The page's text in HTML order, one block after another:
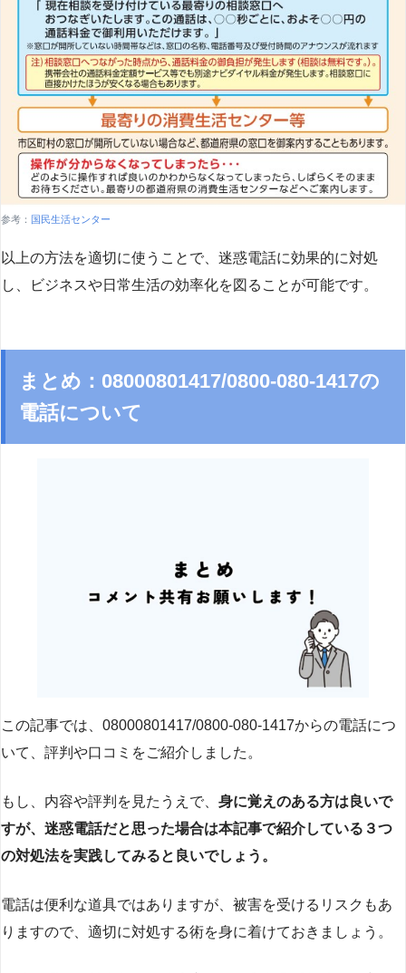
参考： 国民生活センター
以上の方法を適切に使うことで、迷惑電話に効果的に対処
し、ビジネスや日常生活の効率化を図ることが可能です。
まとめ：08000801417/0800-080-1417の
電話について
この記事では、08000801417/0800-080-1417からの電話につ
いて、評判や口コミをご紹介しました。
もし、内容や評判を見たうえで、 身に覚えのある方は良いで
すが、迷惑電話だと思った場合は本記事で紹介している３つ
の対処法を実践してみると良いでしょう。
電話は便利な道具ではありますが、被害を受けるリスクもあ
りますので、適切に対処する術を身に着けておきましょう。